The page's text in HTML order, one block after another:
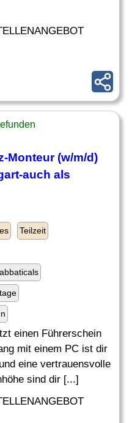
Monteur (w/m/d)
auch als
Teilzeit
einen Führerschein
mit einem PC ist dir
eine vertrauensvolle
sind dir [...]